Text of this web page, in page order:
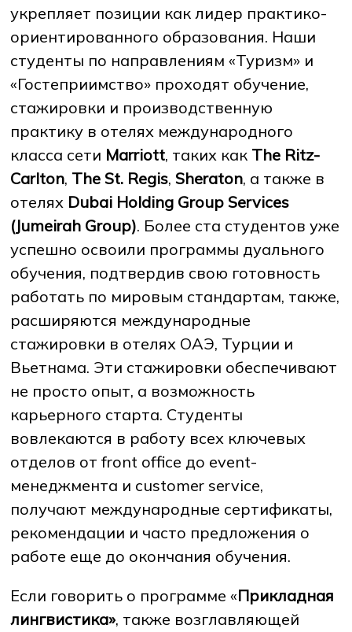
укрепляет позиции как лидер практико-
ориентированного образования. Наши
студенты по направлениям «Туризм» и
«Гостеприимство» проходят обучение,
стажировки и производственную
практику в отелях международного
класса сети Marriott, таких как The Ritz-
Carlton, The St. Regis,Sheraton, а также в
отелях Dubai Holding Group Services
(Jumeirah Group). Более ста студентов уже
успешно освоили программы дуального
обучения, подтвердив свою готовность
работать по мировым стандартам, также,
расширяются международные
стажировки в отелях ОАЭ, Турции и
Вьетнама. Эти стажировки обеспечивают
не просто опыт, а возможность
карьерного старта. Студенты
вовлекаются в работу всех ключевых
отделов от front office до event-
менеджмента и customer service,
получают международные сертификаты,
рекомендации и часто предложения о
работе еще до окончания обучения.
Если говорить о программе «Прикладная
лингвистика», также возглавляющей